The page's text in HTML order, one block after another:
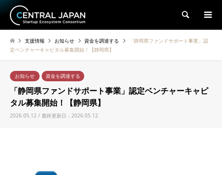
検索
支援情報 お知らせ 資金を調達する
「静岡県ファンドサポート事業」認
定ベンチャーキャピタル募集開始！【静岡県】
お知らせ 資金を調達する
「静岡県ファンドサポート事業」認定ベンチャーキャピ
タル募集開始！【静岡県】
2026.05.12 / 最終更新日：2026.05.12